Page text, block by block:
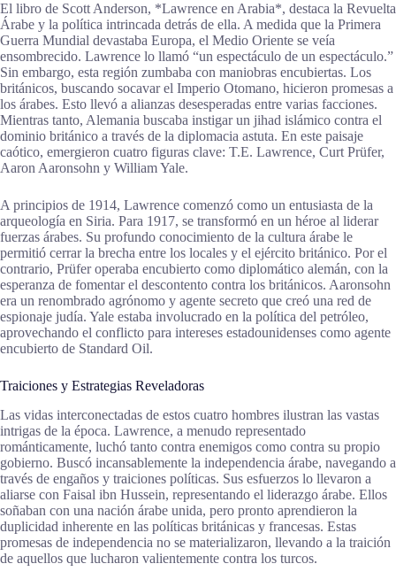
El libro de Scott Anderson, *Lawrence en Arabia*, destaca la Revuelta
Árabe y la política intrincada detrás de ella. A medida que la Primera
Guerra Mundial devastaba Europa, el Medio Oriente se veía
ensombrecido. Lawrence lo llamó “un espectáculo de un espectáculo.”
Sin embargo, esta región zumbaba con maniobras encubiertas. Los
británicos, buscando socavar el Imperio Otomano, hicieron promesas a
los árabes. Esto llevó a alianzas desesperadas entre varias facciones.
Mientras tanto, Alemania buscaba instigar un jihad islámico contra el
dominio británico a través de la diplomacia astuta. En este paisaje
caótico, emergieron cuatro figuras clave: T.E. Lawrence, Curt Prüfer,
Aaron Aaronsohn y William Yale.
A principios de 1914, Lawrence comenzó como un entusiasta de la
arqueología en Siria. Para 1917, se transformó en un héroe al liderar
fuerzas árabes. Su profundo conocimiento de la cultura árabe le
permitió cerrar la brecha entre los locales y el ejército británico. Por el
contrario, Prüfer operaba encubierto como diplomático alemán, con la
esperanza de fomentar el descontento contra los británicos. Aaronsohn
era un renombrado agrónomo y agente secreto que creó una red de
espionaje judía. Yale estaba involucrado en la política del petróleo,
aprovechando el conflicto para intereses estadounidenses como agente
encubierto de Standard Oil.
Traiciones y Estrategias Reveladoras
Las vidas interconectadas de estos cuatro hombres ilustran las vastas
intrigas de la época. Lawrence, a menudo representado
románticamente, luchó tanto contra enemigos como contra su propio
gobierno. Buscó incansablemente la independencia árabe, navegando a
través de engaños y traiciones políticas. Sus esfuerzos lo llevaron a
aliarse con Faisal ibn Hussein, representando el liderazgo árabe. Ellos
soñaban con una nación árabe unida, pero pronto aprendieron la
duplicidad inherente en las políticas británicas y francesas. Estas
promesas de independencia no se materializaron, llevando a la traición
de aquellos que lucharon valientemente contra los turcos.